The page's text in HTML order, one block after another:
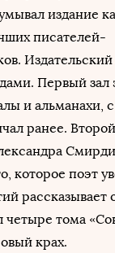
издание
писателей-
Первый зал
и альманахи,
ранее. Второй
которое поэт
рассказывает
тома
крах.